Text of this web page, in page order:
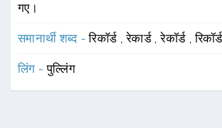
गए।
समानार्थी शब्द -रिकॉर्ड ,रेकार्ड ,रेकॉर्ड ,
लिंग -पुल्लिंग